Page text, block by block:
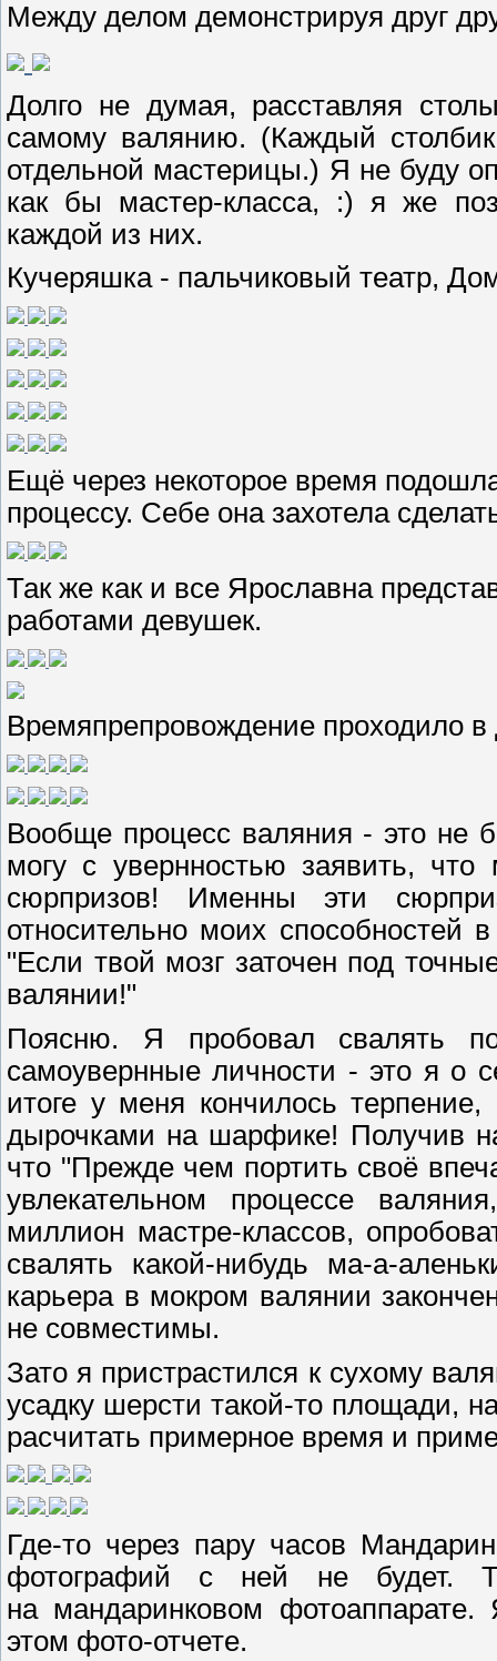
Между делом демонстрируя друг
Долго не думая, расставляя
самому валянию. (Каждый столбик
отдельной мастерицы.) Я не буду
как бы мастер-класса, :) я же
каждой из них.
Кучеряшка - пальчиковый театр,
Ещё через некоторое время
процессу. Себе она захотела
Так же как и все Ярославна
работами девушек.
Времяпрепровождение проходило в
Вообще процесс валяния - это не
могу с увернностью заявить,
сюрпризов! Именны эти
относительно моих способностей
"Если твой мозг заточен под
валянии!"
Поясню. Я пробовал свалять
самоувернные личности - это я о
итоге у меня кончилось
дырочками на шарфике! Получив
что "Прежде чем портить своё
увлекательном процессе
миллион мастре-классов,
свалять какой-нибудь ма-а-
карьера в мокром валянии
не совместимы.
Зато я пристрастился к сухому
усадку шерсти такой-то площади,
расчитать примерное время и
Где-то через пару часов
фотографий с ней не будет.
на мандаринковом
этом фото-отчете.